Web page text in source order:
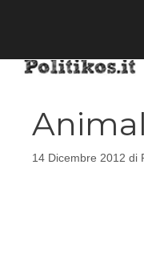
14 Dicembre 2012 di